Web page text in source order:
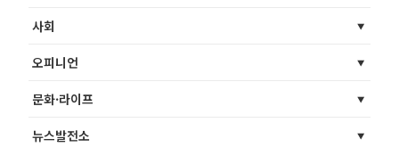
사회
오피니언
문화·라이프
뉴스발전소